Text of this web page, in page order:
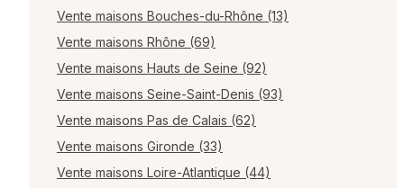
Vente maisons Bouches-du-Rhône (13)
Vente maisons Rhône (69)
Vente maisons Hauts de Seine (92)
Vente maisons Seine-Saint-Denis (93)
Vente maisons Pas de Calais (62)
Vente maisons Gironde (33)
Vente maisons Loire-Atlantique (44)